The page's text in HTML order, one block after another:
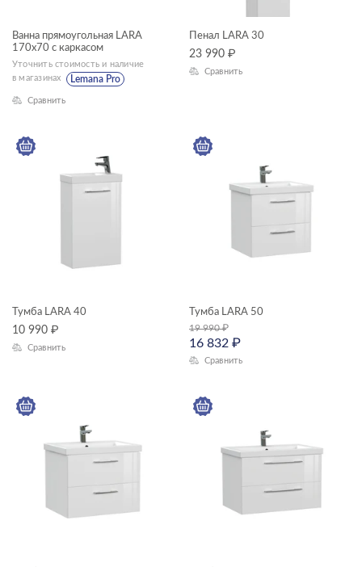
Ванна прямоугольная LARA
170x70 с каркасом
Уточнить стоимость и наличие
в магазинах
Lemana Pro
Сравнить
Пенал LARA 30
23 990 ₽
Сравнить
Тумба LARA 40
10 990 ₽
Сравнить
Тумба LARA 50
19 990₽
16 832 ₽
Сравнить